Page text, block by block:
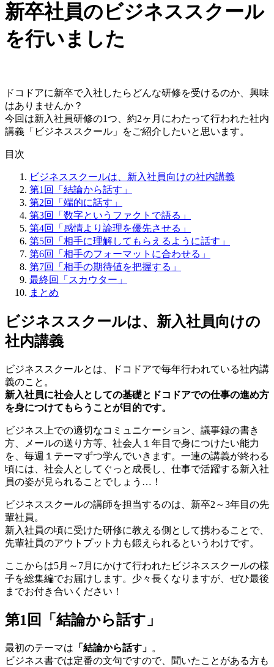
新卒社員のビジネススクール
を行いました
ドコドアに新卒で入社したらどんな研修を受けるのか、興味
はありませんか？
今回は新入社員研修の1つ、約2ヶ月にわたって行われた社内
講義「ビジネススクール」をご紹介したいと思います。
目次
ビジネススクールは、新入社員向けの社内講義
第1回「結論から話す」
第2回「端的に話す」
第3回「数字というファクトで語る」
第4回「感情より論理を優先させる」
第5回「相手に理解してもらえるように話す」
第6回「相手のフォーマットに合わせる」
第7回「相手の期待値を把握する」
最終回「スカウター」
まとめ
ビジネススクールは、新入社員向けの
社内講義
ビジネススクールとは、ドコドアで毎年行われている社内講
義のこと。
新入社員に社会人としての基礎とドコドアでの仕事の進め方
を身につけてもらうことが目的です。
ビジネス上での適切なコミュニケーション、議事録の書き
方、メールの送り方等、社会人１年目で身につけたい能力
を、毎週１テーマずつ学んでいきます。一連の講義が終わる
頃には、社会人としてぐっと成長し、仕事で活躍する新入社
員の姿が見られることでしょう…！
ビジネススクールの講師を担当するのは、新卒2～3年目の先
輩社員。
新入社員の頃に受けた研修に教える側として携わることで、
先輩社員のアウトプット力も鍛えられるというわけです。
ここからは5月～7月にかけて行われたビジネススクールの様
子を総集編でお届けします。少々長くなりますが、ぜひ最後
までお付き合いください！
第1回「結論から話す」
最初のテーマは 「結論から話す」 。
ビジネス書では定番の文句ですので、聞いたことがある方も